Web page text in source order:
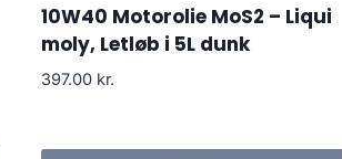
10W40 Motorolie MoS2 – Liqui
moly, Letløb i 5L dunk
397.00 kr.